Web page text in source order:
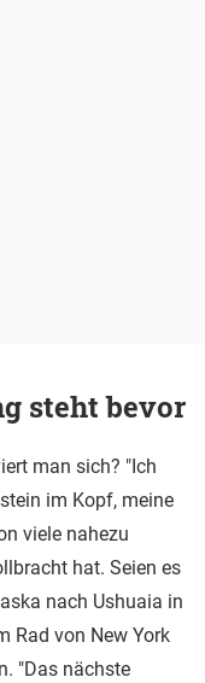
steht bevor
man sich? "Ich
im Kopf, meine
viele nahezu
hat. Seien es
nach Ushuaia in
Rad von New York
"Das nächste